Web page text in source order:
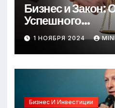
Бизнес и Закон:
Успешного
1 НОЯБРЯ 2024
Бизнес И Инвестиции